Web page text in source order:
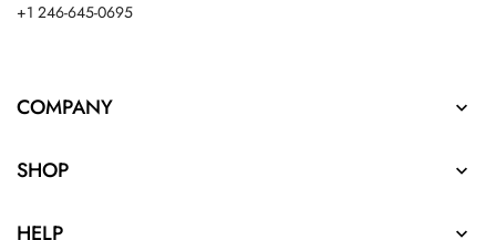
+1 246-645-0695
COMPANY 
SHOP 
HELP 